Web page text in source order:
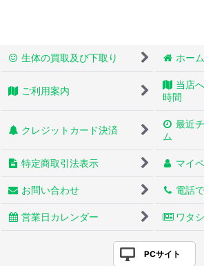
生体の買取及び下取り ホーム
ご利用案内
当店
時間
クレジットカード決済
最近
ム
特定商取引法表示 マイ
お問い合わせ 電話
営業日カレンダー ワタ
PCサイト